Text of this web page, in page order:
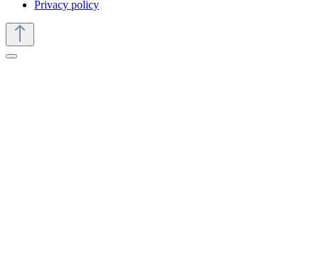
Privacy policy